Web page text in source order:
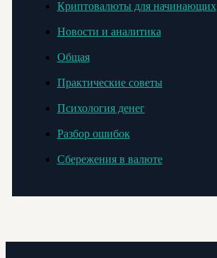
Криптовалюты для начинающих
Новости и аналитика
Общая
Практические советы
Психология денег
Разбор ошибок
Сбережения в валюте